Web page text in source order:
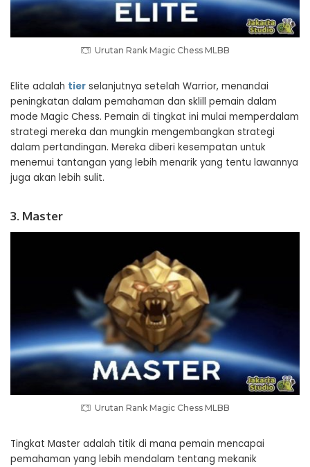
Urutan Rank Magic Chess MLBB
Elite adalah tier selanjutnya setelah Warrior, menandai
peningkatan dalam pemahaman dan sklill pemain dalam
mode Magic Chess. Pemain di tingkat ini mulai memperdalam
strategi mereka dan mungkin mengembangkan strategi
dalam pertandingan. Mereka diberi kesempatan untuk
menemui tantangan yang lebih menarik yang tentu lawannya
juga akan lebih sulit.
3. Master
Urutan Rank Magic Chess MLBB
Tingkat Master adalah titik di mana pemain mencapai
pemahaman yang lebih mendalam tentang mekanik